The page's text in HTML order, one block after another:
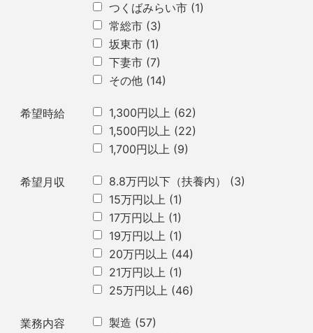
つくばみらい市 (1)
常総市 (3)
坂東市 (1)
下妻市 (7)
その他 (14)
希望時給 1,300円以上 (62)
1,500円以上 (22)
1,700円以上 (9)
希望月収 8.8万円以下（扶養内）
(3)
15万円以上 (1)
17万円以上 (1)
19万円以上 (1)
20万円以上 (44)
21万円以上 (1)
25万円以上 (46)
業務内容 製造 (57)